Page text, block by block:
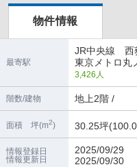
物件情報
最寄駅
JR中央線
東京メトロ
3,426人
階数/建物 地上2階 /
面積 坪(m2) 30.25坪
情報登録日
情報更新日
2025/09/29
2025/09/30